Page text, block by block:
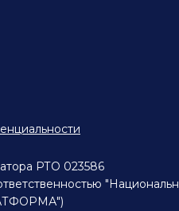
РТО 023586